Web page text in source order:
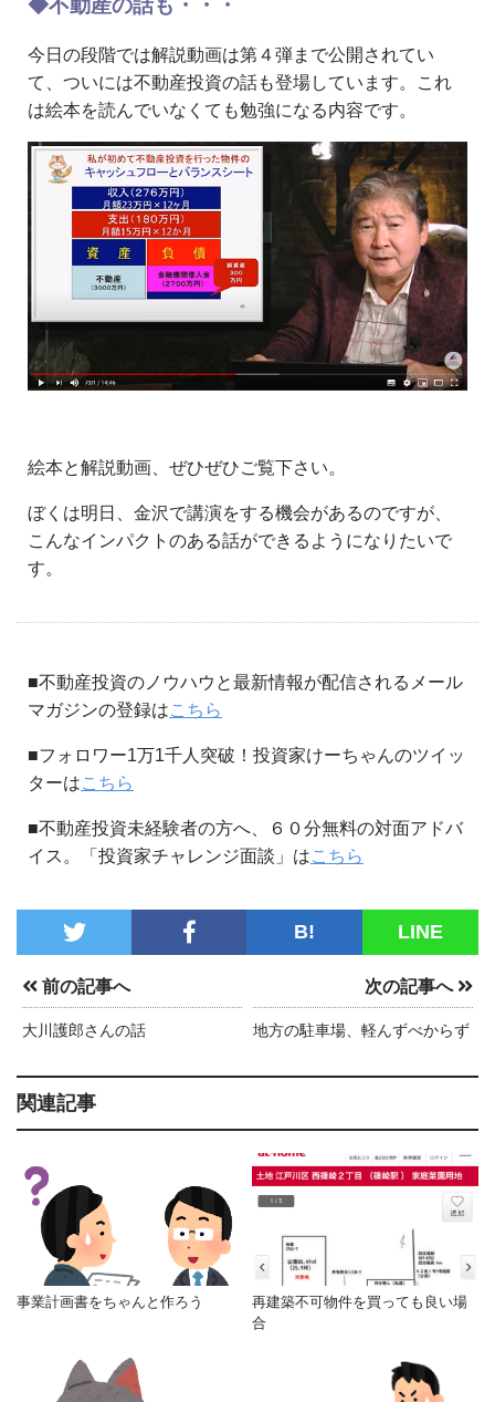
◆不動産の話も・・・
今日の段階では解説動画は第４弾まで公開されてい
て、ついには不動産投資の話も登場しています。これ
は絵本を読んでいなくても勉強になる内容です。
絵本と解説動画、ぜひぜひご覧下さい。
ぼくは明日、金沢で講演をする機会があるのですが、
こんなインパクトのある話ができるようになりたいで
す。
■不動産投資のノウハウと最新情報が配信されるメール
マガジンの登録はこちら
■フォロワー1万1千人突破！投資家けーちゃんのツイッ
ターはこちら
■不動産投資未経験者の方へ、６０分無料の対面アドバ
イス。「投資家チャレンジ面談」はこちら
B! LINE
前の記事へ
大川護郎さんの話
次の記事へ
地方の駐車場、軽んずべからず
関連記事
事業計画書をちゃんと作ろう
再建築不可物件を買っても良い場
合